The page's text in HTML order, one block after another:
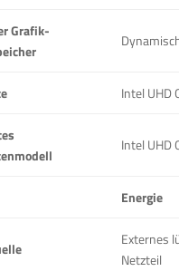
Grafik-
Intel UHD
Intel UHD
Energie
Externes
Netzteil